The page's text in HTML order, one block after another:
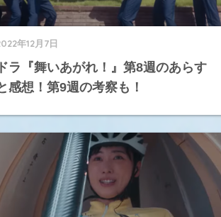
年12月7日
ラ『舞いあがれ！』第8週のあらす
感想！第9週の考察も！